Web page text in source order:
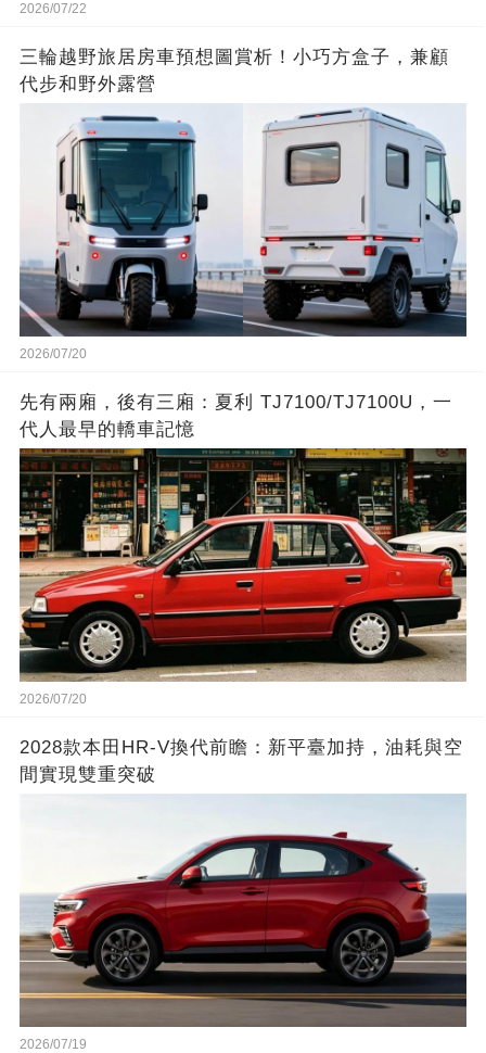
2026/07/22
三輪越野旅居房車預想圖賞析！小巧方盒子，兼顧
代步和野外露營
2026/07/20
先有兩廂，後有三廂：夏利 TJ7100/TJ7100U，一
代人最早的轎車記憶
2026/07/20
2028款本田HR-V換代前瞻：新平臺加持，油耗與空
間實現雙重突破
2026/07/19